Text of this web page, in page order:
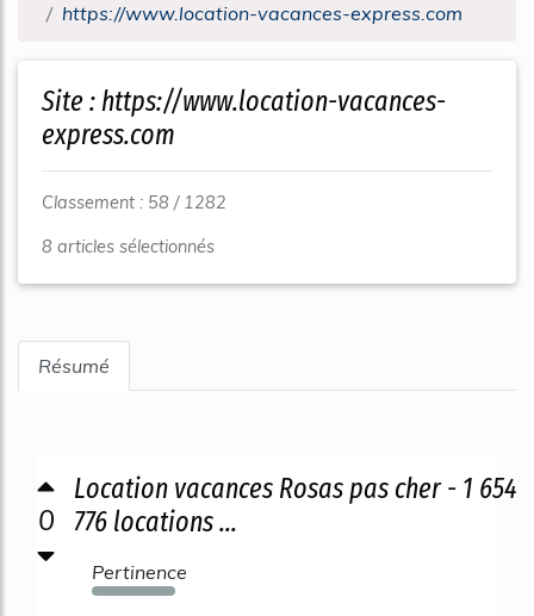
https://www.location-vacances-express.com
Site : https://www.location-vacances-
express.com
Classement : 58 / 1282
8 articles sélectionnés
Résumé
0
Location vacances Rosas pas cher - 1 654
776 locations ...
Pertinence
3197%